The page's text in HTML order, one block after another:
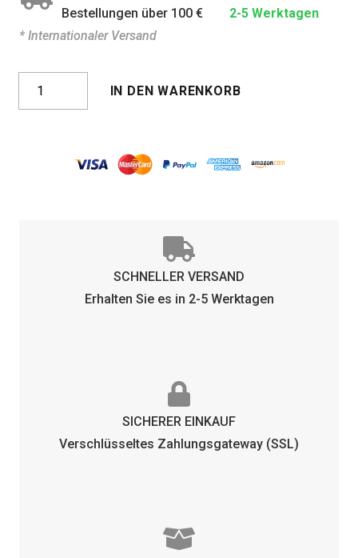
Bestellungen über 100 €
2-5 Werktagen
* Internationaler Versand
Kona
Dark
IN DEN WARENKORB
SCHNELLER VERSAND
Erhalten Sie es in 2-5 Werktagen
SICHERER EINKAUF
Verschlüsseltes Zahlungsgateway (SSL)